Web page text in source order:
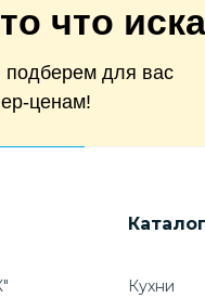
что
подберем для вас
ценам!
Каталог
Кухни